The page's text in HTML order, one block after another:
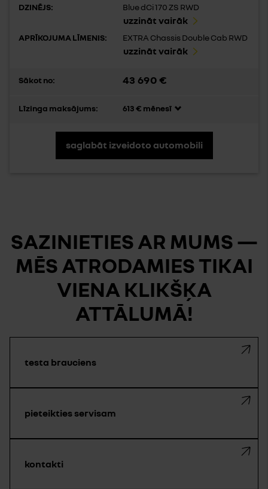
DZINĒJS:
Blue dCi 170 ZS RWD
uzzināt vairāk
APRĪKOJUMA LĪMENIS: EXTRA Chassis Double Cab RWD
uzzināt vairāk
Sākot no: 43 690 €
Līzinga maksājums: 613 € mēnesī
saglabāt izveidoto automobili
SAZINIETIES AR MUMS —
MĒS ATRODAMIES TIKAI
VIENA KLIKŠĶA
ATTĀLUMĀ!
testa brauciens
pieteikties servisam
kontakti